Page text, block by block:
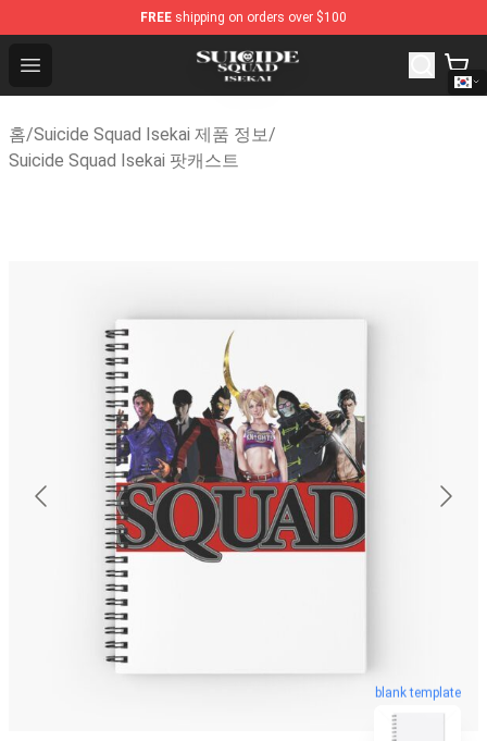
FREE shipping on orders over $100
Open menu
Suicide Squad Isekai Store - Official Suicide Squad
홈/Suicide Squad Isekai 제품 정보/
Suicide Squad Isekai 팟캐스트
blank template